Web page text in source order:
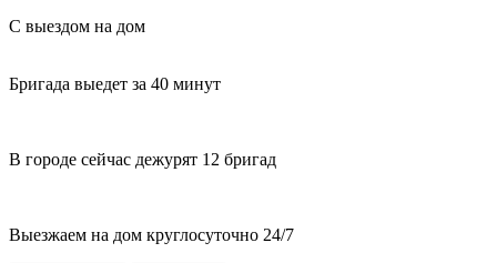
С выездом на дом
Бригада выедет за 40 минут
В городе сейчас дежурят 12 бригад
Выезжаем на дом круглосуточно 24/7